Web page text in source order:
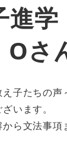
進
Oさ
え子たちの声
います。
ら文法事